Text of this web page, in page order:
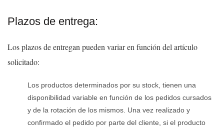
Plazos de entrega:
Los plazos de entregan pueden variar en función del artículo
solicitado:
Los productos determinados por su stock, tienen una
disponibilidad variable en función de los pedidos cursados
y de la rotación de los mismos. Una vez realizado y
confirmado el pedido por parte del cliente, si el producto